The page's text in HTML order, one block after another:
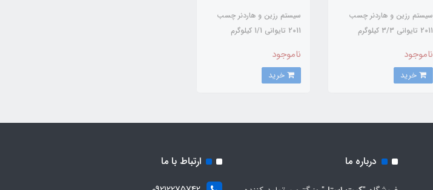
سیستم رزین و هاردنر چسب
2011 تایوانی 3/3 کیلوگرم
ناموجود
خرید
سیستم رزین و هاردنر چسب
2011 تایوانی 1/1 کیلوگرم
ناموجود
درباره ما ارتباط با ما